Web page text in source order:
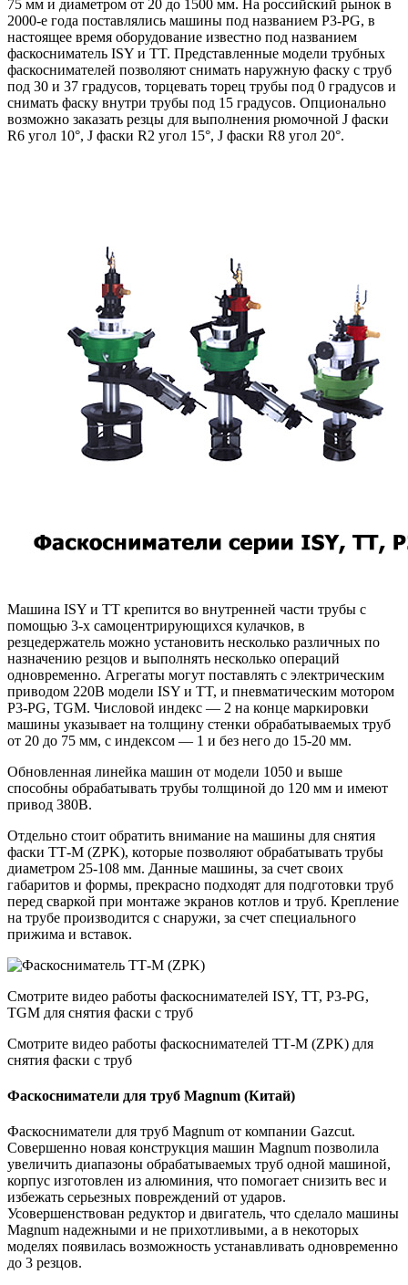
75 мм и диаметром от 20 до 1500 мм. На российский рынок в
2000-е года поставлялись машины под названием P3-PG, в
настоящее время оборудование известно под названием
фаскосниматель ISY и TT. Представленные модели трубных
фаскоснимателей позволяют снимать наружную фаску с труб
под 30 и 37 градусов, торцевать торец трубы под 0 градусов и
снимать фаску внутри трубы под 15 градусов. Опционально
возможно заказать резцы для выполнения рюмочной J фаски
R6 угол 10°, J фаски R2 угол 15°, J фаски R8 угол 20°.
Машина ISY и TT крепится во внутренней части трубы с
помощью 3-х самоцентрирующихся кулачков, в
резцедержатель можно установить несколько различных по
назначению резцов и выполнять несколько операций
одновременно. Агрегаты могут поставлять с электрическим
приводом 220В модели ISY и TT, и пневматическим мотором
P3-PG, TGM. Числовой индекс — 2 на конце маркировки
машины указывает на толщину стенки обрабатываемых труб
от 20 до 75 мм, с индексом — 1 и без него до 15-20 мм.
Обновленная линейка машин от модели 1050 и выше
способны обрабатывать трубы толщиной до 120 мм и имеют
привод 380В.
Отдельно стоит обратить внимание на машины для снятия
фаски ТТ-М (ZPK), которые позволяют обрабатывать трубы
диаметром 25-108 мм. Данные машины, за счет своих
габаритов и формы, прекрасно подходят для подготовки труб
перед сваркой при монтаже экранов котлов и труб. Крепление
на трубе производится с снаружи, за счет специального
прижима и вставок.
Смотрите видео работы фаскоснимателей ISY, TT, P3-PG,
TGM для снятия фаски с труб
Смотрите видео работы фаскоснимателей ТТ-М (ZPK) для
снятия фаски с труб
Фаскосниматели для труб Magnum (Китай)
Фаскосниматели для труб Magnum от компании Gazcut.
Совершенно новая конструкция машин Magnum позволила
увеличить диапазоны обрабатываемых труб одной машиной,
корпус изготовлен из алюминия, что помогает снизить вес и
избежать серьезных повреждений от ударов.
Усовершенствован редуктор и двигатель, что сделало машины
Magnum надежными и не прихотливыми, а в некоторых
моделях появилась возможность устанавливать одновременно
до 3 резцов.